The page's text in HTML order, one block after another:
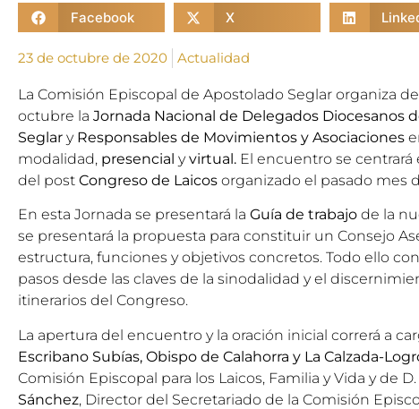
Facebook X
23 de octubre de 2020 Actualidad
La Comisión Episcopal de Apostolado Seglar organiza
octubre la Jornada Nacional de Delegados Diocesanos
Seglar y Responsables de Movimientos y Asociaciones
modalidad, presencial yvirtual. El encuentro se
del post Congreso de Laicos organizado el pasado mes
En esta Jornada se presentará la Guía de trabajo de la
se presentará la propuesta para constituir un Consejo
estructura, funciones y objetivos concretos. Todo ello
pasos desde las claves de la sinodalidad y el
itinerarios del Congreso.
La apertura del encuentro y la oración inicial correrá a
Escribano Subías, Obispo de Calahorra y La Calzada-
Comisión Episcopal para los Laicos, Familia y Vida y de D.
Sánchez, Director del Secretariado de la Comisión